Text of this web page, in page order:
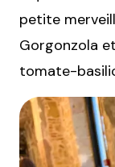
petite
Gorgonzola
tomate-